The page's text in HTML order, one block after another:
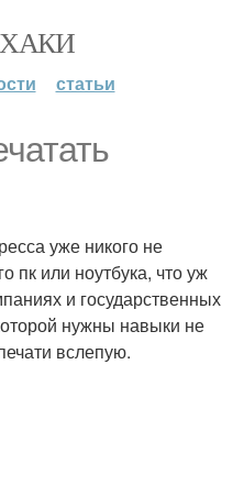
статьи
уже никого не
пк или ноутбука, что уж
и государственных
нужны навыки не
вслепую.